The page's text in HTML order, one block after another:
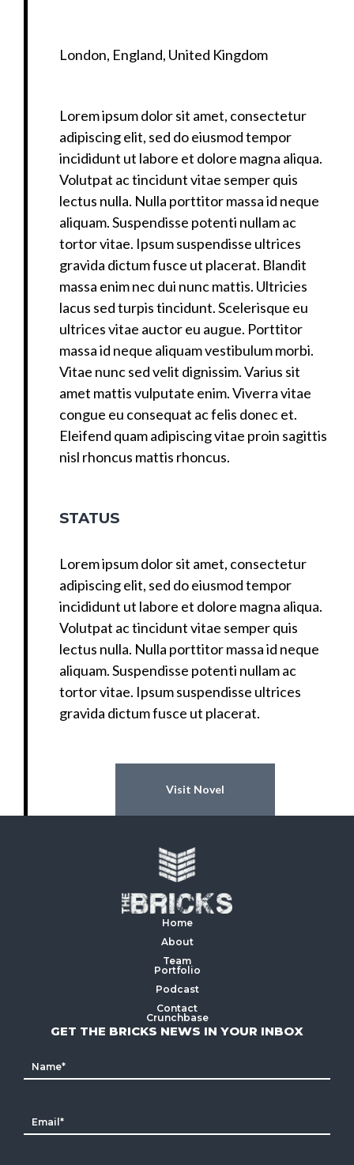
London, England, United Kingdom
Lorem ipsum dolor sit amet, consectetur
adipiscing elit, sed do eiusmod tempor
incididunt ut labore et dolore magna aliqua.
Volutpat ac tincidunt vitae semper quis
lectus nulla. Nulla porttitor massa id neque
aliquam. Suspendisse potenti nullam ac
tortor vitae. Ipsum suspendisse ultrices
gravida dictum fusce ut placerat. Blandit
massa enim nec dui nunc mattis. Ultricies
lacus sed turpis tincidunt. Scelerisque eu
ultrices vitae auctor eu augue. Porttitor
massa id neque aliquam vestibulum morbi.
Vitae nunc sed velit dignissim. Varius sit
amet mattis vulputate enim. Viverra vitae
congue eu consequat ac felis donec et.
Eleifend quam adipiscing vitae proin sagittis
nisl rhoncus mattis rhoncus.
STATUS
Lorem ipsum dolor sit amet, consectetur
adipiscing elit, sed do eiusmod tempor
incididunt ut labore et dolore magna aliqua.
Volutpat ac tincidunt vitae semper quis
lectus nulla. Nulla porttitor massa id neque
aliquam. Suspendisse potenti nullam ac
tortor vitae. Ipsum suspendisse ultrices
gravida dictum fusce ut placerat.
Visit Novel
Home
About
Team
Portfolio
Podcast
Contact
Crunchbase
GET THE BRICKS NEWS IN YOUR INBOX